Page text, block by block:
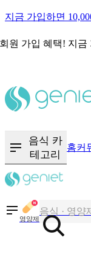
지금 가입하면
원 가입 혜택! 지금
음식 카
테고리
홈커
영양제
칼로리와
혈당 · 다
음식 · 영양